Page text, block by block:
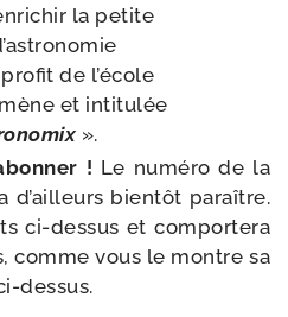
la petite
de l’é­cole
et inti­tu­lée
».
! Le numé­ro de la
d’ailleurs bien­tôt paraître.
ci-​dessus et com­por­te­ra
comme vous le montre sa
dessus.